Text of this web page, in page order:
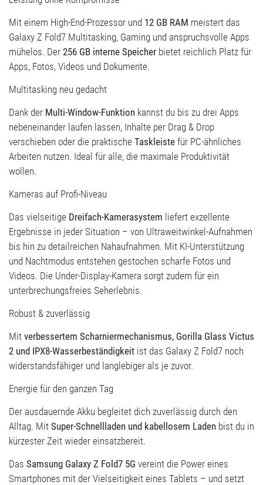
Mit einem High-End-Prozessor und 12 GB RAM meistert das
Galaxy Z Fold7 Multitasking, Gaming und anspruchsvolle Apps
mühelos. Der 256 GB interne Speicher bietet reichlich Platz für
Apps, Fotos, Videos und Dokumente.
Multitasking neu gedacht
Dank der Multi-Window-Funktion kannst du bis zu drei Apps
nebeneinander laufen lassen, Inhalte per Drag & Drop
verschieben oder die praktische Taskleiste für PC-ähnliches
Arbeiten nutzen. Ideal für alle, die maximale Produktivität
wollen.
Kameras auf Profi-Niveau
Das vielseitige Dreifach-Kamerasystem liefert exzellente
Ergebnisse in jeder Situation – von Ultraweitwinkel-Aufnahmen
bis hin zu detailreichen Nahaufnahmen. Mit KI-Unterstützung
und Nachtmodus entstehen gestochen scharfe Fotos und
Videos. Die Under-Display-Kamera sorgt zudem für ein
unterbrechungsfreies Seherlebnis.
Robust & zuverlässig
Mit verbessertem Scharniermechanismus, Gorilla Glass Victus
2 und IPX8-Wasserbeständigkeit ist das Galaxy Z Fold7 noch
widerstandsfähiger und langlebiger als je zuvor.
Energie für den ganzen Tag
Der ausdauernde Akku begleitet dich zuverlässig durch den
Alltag. Mit Super-Schnellladen und kabellosem Laden bist du in
kürzester Zeit wieder einsatzbereit.
Das Samsung Galaxy Z Fold7 5G vereint die Power eines
Smartphones mit der Vielseitigkeit eines Tablets – und setzt